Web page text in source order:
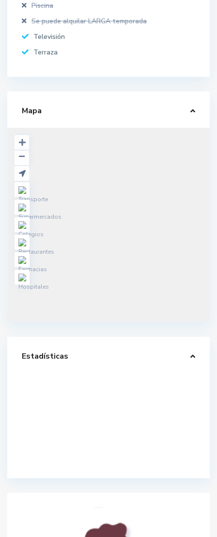
Piscina
Se puede alquilar LARGA temporada
Televisión
Terraza
Mapa
Estadísticas